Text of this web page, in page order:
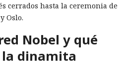
cerrados hasta la ceremonia de
Oslo.
Nobel y qué
dinamita